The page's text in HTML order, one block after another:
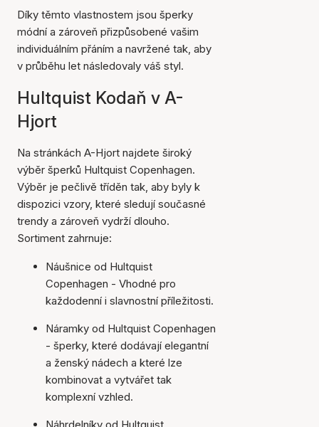
Díky těmto vlastnostem jsou šperky
módní a zároveň přizpůsobené vašim
individuálním přáním a navržené tak, aby
v průběhu let následovaly váš styl.
Hultquist Kodaň v A-
Hjort
Na stránkách A-Hjort najdete široký
výběr šperků Hultquist Copenhagen.
Výběr je pečlivě tříděn tak, aby byly k
dispozici vzory, které sledují současné
trendy a zároveň vydrží dlouho.
Sortiment zahrnuje:
Náušnice od Hultquist
Copenhagen - Vhodné pro
každodenní i slavnostní příležitosti.
Náramky od Hultquist Copenhagen
- šperky, které dodávají elegantní
a ženský nádech a které lze
kombinovat a vytvářet tak
komplexní vzhled.